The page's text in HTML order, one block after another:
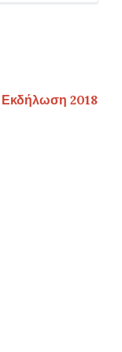
Εκδήλωση 2018